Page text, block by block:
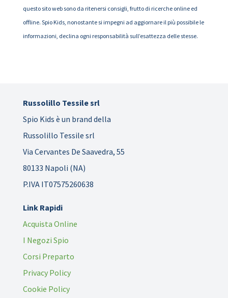
questo sito web sono da ritenersi consigli, frutto di ricerche online ed
offline. Spio Kids, nonostante si impegni ad aggiornare il più possibile le
informazioni, declina ogni responsabilità sull’esattezza delle stesse.
Russolillo Tessile srl
Spio Kids è un brand della
Russolillo Tessile srl
Via Cervantes De Saavedra, 55
80133 Napoli (NA)
P.IVA IT07575260638
Link Rapidi
Acquista Online
I Negozi Spio
Corsi Preparto
Privacy Policy
Cookie Policy